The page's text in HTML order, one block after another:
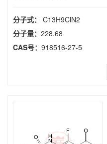
分子式： C13H9ClN2
分子量： 228.68
CAS号： 918516-27-5